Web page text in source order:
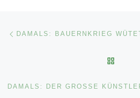
Beitragsnavigation
DAMALS: BAUERNKRIEG